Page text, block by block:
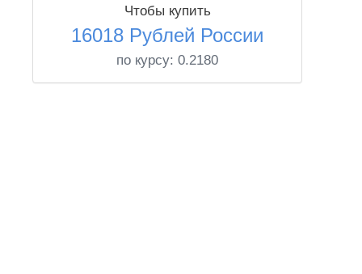
Чтобы купить
16018 Рублей России
по курсу: 0.2180